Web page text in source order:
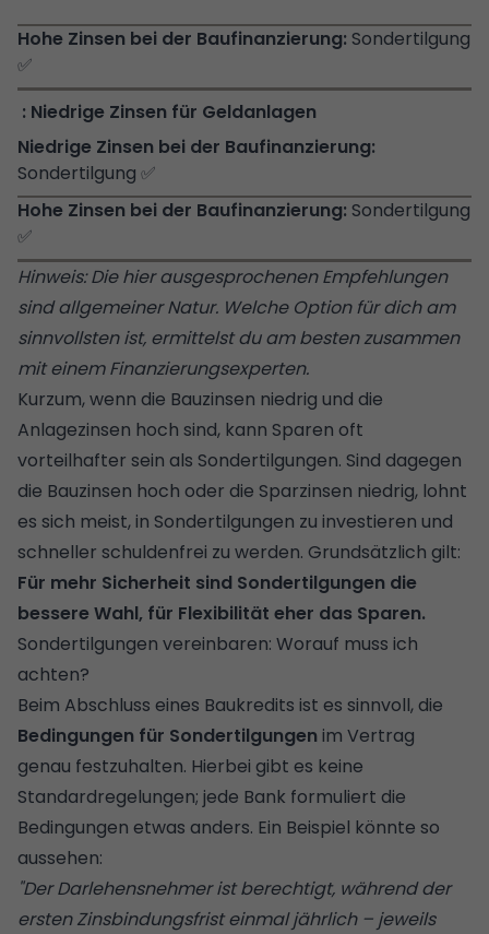
Sondertilgung
✅
Niedrige Zinsen für Geldanlagen
Sondertilgung ✅
Sondertilgung
✅
Hinweis: Die hier ausgesprochenen Empfehlungen
sind allgemeiner Natur. Welche Option für dich am
sinnvollsten ist, ermittelst du am besten zusammen
mit einem Finanzierungsexperten.
Kurzum, wenn die Bauzinsen niedrig und die
Anlagezinsen hoch sind, kann Sparen oft
vorteilhafter sein als Sondertilgungen. Sind dagegen
die Bauzinsen hoch oder die Sparzinsen niedrig, lohnt
es sich meist, in Sondertilgungen zu investieren und
schneller schuldenfrei zu werden. Grundsätzlich gilt:
Für mehr Sicherheit sind Sondertilgungen die
bessere Wahl, für Flexibilität eher das Sparen.
Sondertilgungen vereinbaren: Worauf muss ich
achten?
Beim Abschluss eines Baukredits ist es sinnvoll, die
Bedingungen für Sondertilgungen im Vertrag
genau festzuhalten. Hierbei gibt es keine
Standardregelungen; jede Bank formuliert die
Bedingungen etwas anders. Ein Beispiel könnte so
aussehen:
"Der Darlehensnehmer ist berechtigt, während der
ersten Zinsbindungsfrist einmal jährlich – jeweils